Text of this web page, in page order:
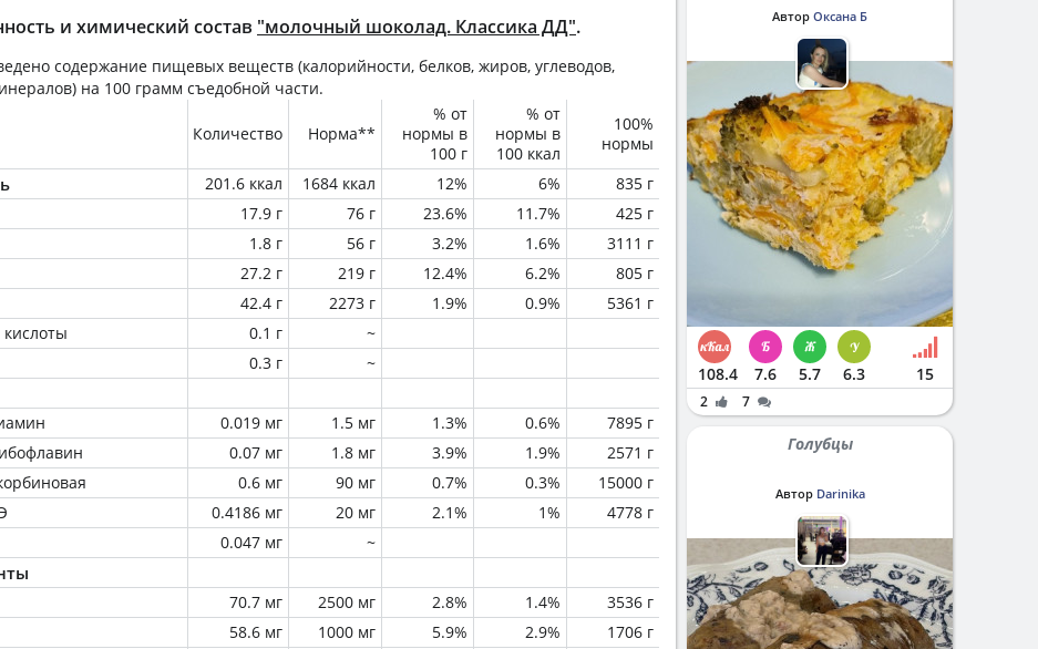
и химический состав "молочный шоколад. Классика ДД".
содержание пищевых веществ (калорийности, белков, жиров, углеводов,
на 100 грамм съедобной части.
Количество Норма**
% от
нормы в
100 г
% от
нормы в
100 ккал
100%
нормы
201.6 ккал 1684 ккал 12% 6%
835 г
17.9 г 76 г 23.6% 11.7%
425 г
1.8 г 56 г 3.2% 1.6%
3111 г
27.2 г 219 г 12.4% 6.2%
805 г
42.4 г 2273 г 1.9% 0.9%
5361 г
0.1 г
~
0.3 г ~
0.019 мг 1.5 мг 1.3% 0.6%
7895 г
0.07 мг 1.8 мг 3.9% 1.9%
2571 г
0.6 мг 90 мг 0.7% 0.3%
15000 г
0.4186 мг 20 мг 2.1% 1%
4778 г
0.047 мг ~
70.7 мг 2500 мг 2.8% 1.4%
3536 г
58.6 мг 1000 мг 5.9% 2.9%
1706 г
Автор Оксана Б
108.4 7.6 5.7 6.3 15
2 7
Голубцы
Автор Darinika